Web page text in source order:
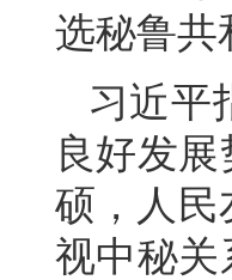
选秘鲁共
习近平
良好发
硕，人民
视中秘